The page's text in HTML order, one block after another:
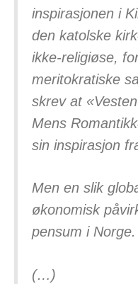
inspirasjonen i
den katolske
ikke-religiøse,
meritokratiske
skrev at
Mens
sin inspirasjon
Men en slik
økonomisk
pensum i Norge.
(…)